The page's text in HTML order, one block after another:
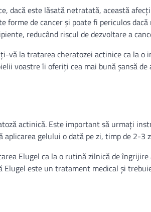
dacă este lăsată netratată, această
forme de cancer și poate fi periculos
reducând riscul de dezvoltare a
vă la tratarea cheratozei actinice ca la
voastre îi oferiți cea mai bună șansă
actinică. Este important să urmați
gelului o dată pe zi, timp de 2-3
Elugel ca la o rutină zilnică de
este un tratament medical și